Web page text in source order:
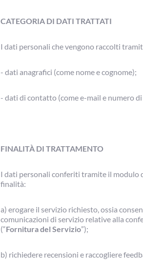
CATEGORIA DI DATI TRATTATI
I dati personali che vengono raccolti
- dati anagrafici (come nome e cognome);
- dati di contatto (come e-mail e numero
FINALITÀ DI TRATTAMENTO
I dati personali conferiti tramite il modulo
finalità:
a) erogare il servizio richiesto, ossia
comunicazioni di servizio relative alla
(“Fornitura del Servizio”);
b) richiedere recensioni e raccogliere